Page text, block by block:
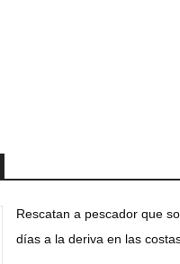
Rescatan a pescador que
días a la deriva en las